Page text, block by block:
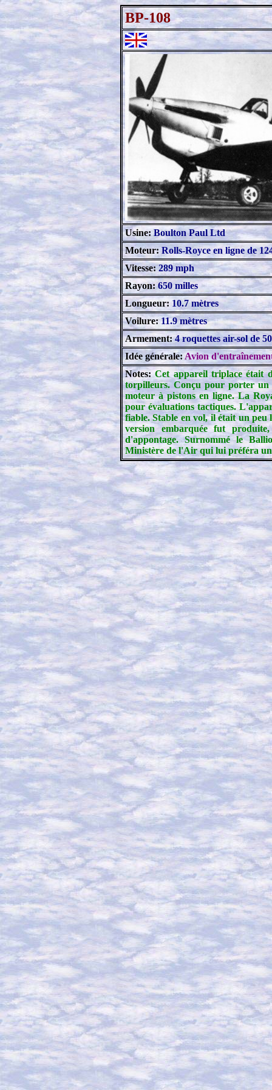
BP-108
Usine: Boulton Paul Ltd
Moteur:Rolls-Royce en ligne de
Vitesse: 289 mph
Rayon:650 milles
Longueur: 10.7 mètres
Voilure:11.9 mètres
Armement:4 roquettes air-sol de
Idée générale: Avion
Notes: Cet appareil triplace était
torpilleurs. Conçu pour porter
moteur à pistons en ligne. La
pour évaluations tactiques.
fiable. Stable en vol, il était un
version embarquée fut
d'appontage. Surnommé le
Ministère de l'Air qui lui préféra